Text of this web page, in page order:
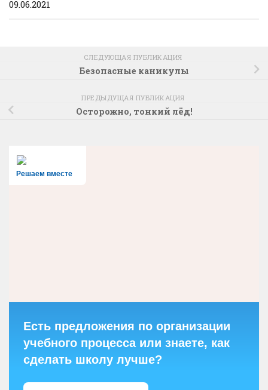
09.06.2021
СЛЕДУЮЩАЯ ПУБЛИКАЦИЯ
Безопасные каникулы
ПРЕДЫДУЩАЯ ПУБЛИКАЦИЯ
Осторожно, тонкий лёд!
Решаем вместе
Есть предложения по организации
учебного процесса или знаете, как
сделать школу лучше?